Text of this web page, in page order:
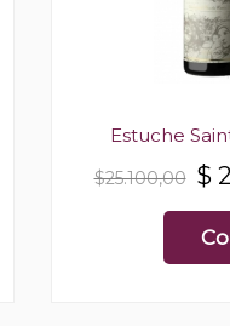
Estuche
$25.100,00 $